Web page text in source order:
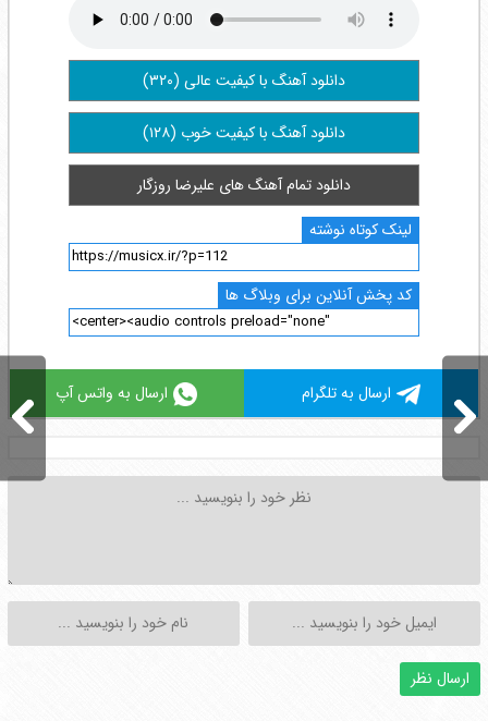
دانلود آهنگ با کیفیت عالی (۳۲۰)
دانلود آهنگ با کیفیت خوب (۱۲۸)
دانلود تمام آهنگ های علیرضا روزگار
لینک کوتاه نوشته
کد پخش آنلاین برای وبلاگ ها
ارسال به تلگرام ارسال به واتس آپ